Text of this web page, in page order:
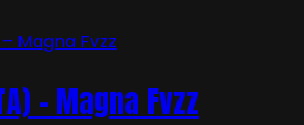
– Magna Fvzz